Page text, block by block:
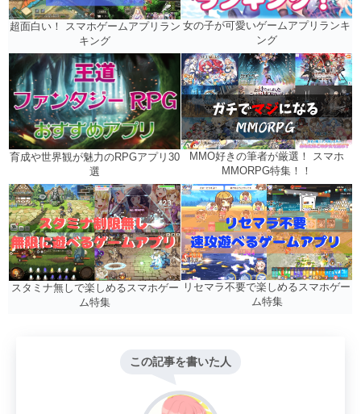
超面白い！ スマホゲームアプリラン
キング
女の子が可愛いゲームアプリランキ
ング
育成や世界観が魅力のRPGアプリ30
選
MMO好きの筆者が厳選！ スマホ
MMORPG特集！！
スタミナ無しで楽しめるスマホゲー
ム特集
リセマラ不要で楽しめるスマホゲー
ム特集
この記事を書いた人